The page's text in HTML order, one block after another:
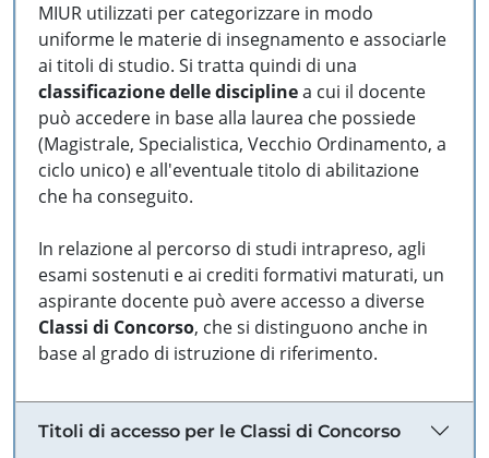
MIUR utilizzati per categorizzare in modo
uniforme le materie di insegnamento e associarle
ai titoli di studio. Si tratta quindi di una
classificazione delle disciplinea cui il docente
può accedere in base alla laurea che possiede
(Magistrale, Specialistica, Vecchio Ordinamento, a
ciclo unico) e all'eventuale titolo di abilitazione
che ha conseguito.
In relazione al percorso di studi intrapreso, agli
esami sostenuti e ai crediti formativi maturati, un
aspirante docente può avere accesso a diverse
Classi di Concorso, che si distinguono anche in
base al grado di istruzione di riferimento.
Titoli di accesso per le Classi di Concorso